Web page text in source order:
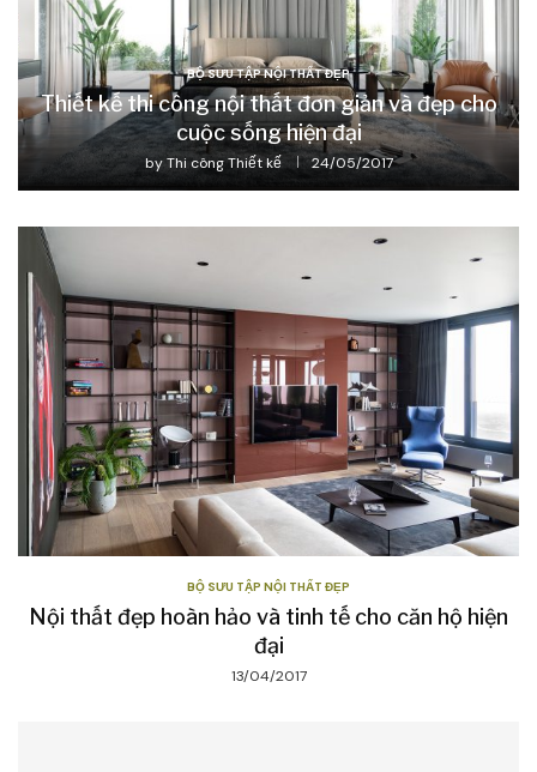
BỘ SƯU TẬP NỘI THẤT ĐẸP
Thiết kế thi công nội thất đơn giản và đẹp cho
cuộc sống hiện đại
byThi công Thiết kế 24/05/2017
BỘ SƯU TẬP NỘI THẤT ĐẸP
Nội thất đẹp hoàn hảo và tinh tế cho căn hộ hiện
đại
13/04/2017